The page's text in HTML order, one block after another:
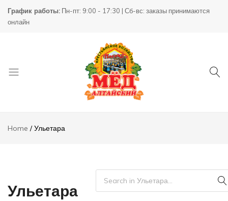
График работы: Пн-пт: 9:00 - 17:30 | Сб-вс: заказы принимаются
онлайн
Home
Ульетара
Ульетара